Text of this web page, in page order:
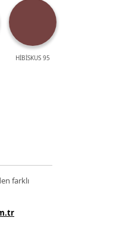
HİBİSKUS 95
farklı